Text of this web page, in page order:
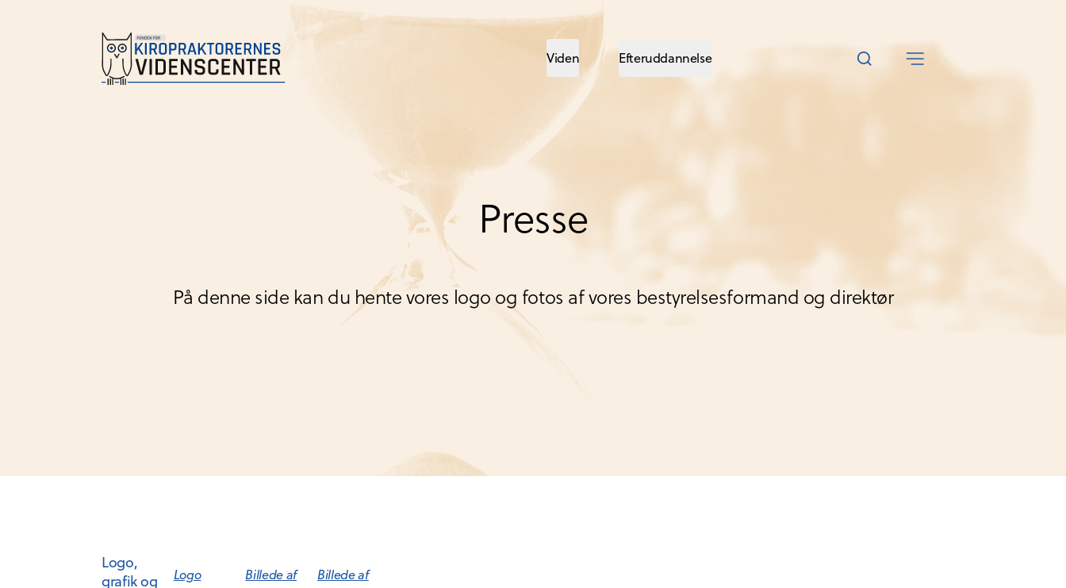
Viden Efteruddannelse
Presse
På denne side kan du hente vores logo og fotos af vores bestyrelsesformand og direktør
Logo,
grafik og
Logo
Billede af
Billede af